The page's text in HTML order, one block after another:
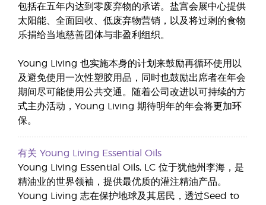
包括在五年内达到零废弃物的承诺。盐宫会展中心提供
太阳能、全面回收、低废弃物营销，以及将过剩的食物
乐捐给当地慈善团体与非盈利组织。
Young Living 也实施本身的计划来鼓励再循环使用以
及避免使用一次性塑胶用品，同时也鼓励出席者在年会
期间尽可能使用公共交通。随着公司改进以可持续的方
式主办活动，Young Living 期待明年的年会将更加环
保。
有关 Young Living Essential Oils
Young Living Essential Oils, LC 位于犹他州李海，是
精油业的世界领袖，提供最优质的灌注精油产品。
Young Living 志在保护地球及其居民，透过Seed to